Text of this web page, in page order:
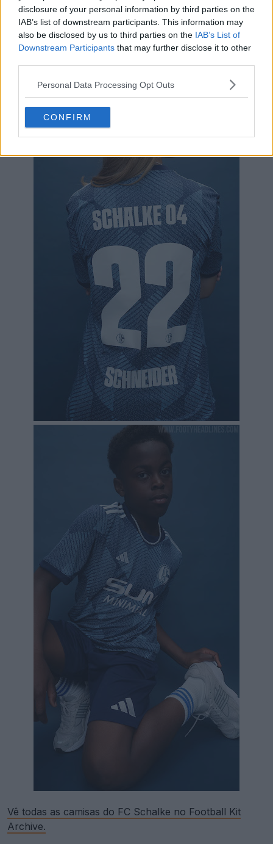
disclosure of your personal information by third parties on the
IAB’s list of downstream participants. This information may
also be disclosed by us to third parties on the IAB’s List of
Downstream Participants that may further disclose it to other
Personal Data Processing Opt Outs
CONFIRM
Vê todas as camisas do FC Schalke no Football Kit
Archive.